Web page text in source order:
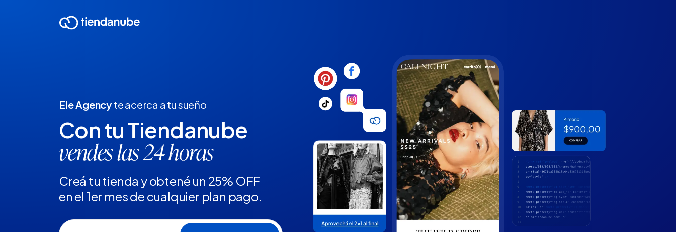
Ele Agency te acerca a tu sueño
Con tu Tiendanube
vendes las 24 horas
Creá tu tienda y obtené un 25% OFF
en el 1er mes de cualquier plan pago.